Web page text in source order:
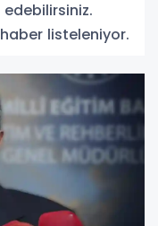
listeleniyor.